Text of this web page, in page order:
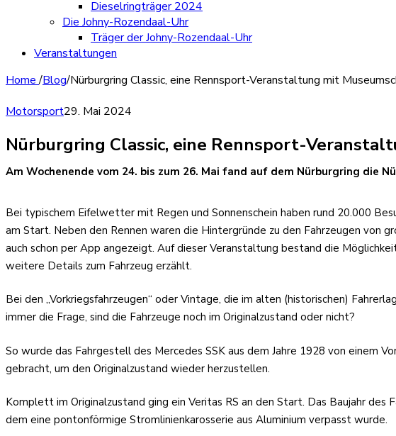
Dieselringträger 2024
Die Johny-Rozendaal-Uhr
Träger der Johny-Rozendaal-Uhr
Veranstaltungen
Home/Blog/Nürburgring Classic, eine Rennsport-Veranstaltung mit
Motorsport29. Mai 2024
Nürburgring Classic, eine Rennsport-
Am Wochenende vom 24. bis zum 26. Mai fand auf dem Nürburgring
Bei typischem Eifelwetter mit Regen und Sonnenschein haben rund 20.000
am Start. Neben den Rennen waren die Hintergründe zu den Fahrzeugen von
auch schon per App angezeigt. Auf dieser Veranstaltung bestand die
weitere Details zum Fahrzeug erzählt.
Bei den „Vorkriegsfahrzeugen“ oder Vintage, die im alten (historischen)
immer die Frage, sind die Fahrzeuge noch im Originalzustand oder nicht?
So wurde das Fahrgestell des Mercedes SSK aus dem Jahre 1928 von einem
gebracht, um den Originalzustand wieder herzustellen.
Komplett im Originalzustand ging ein Veritas RS an den Start. Das Baujahr
dem eine pontonförmige Stromlinienkarosserie aus Aluminium verpasst wurde.